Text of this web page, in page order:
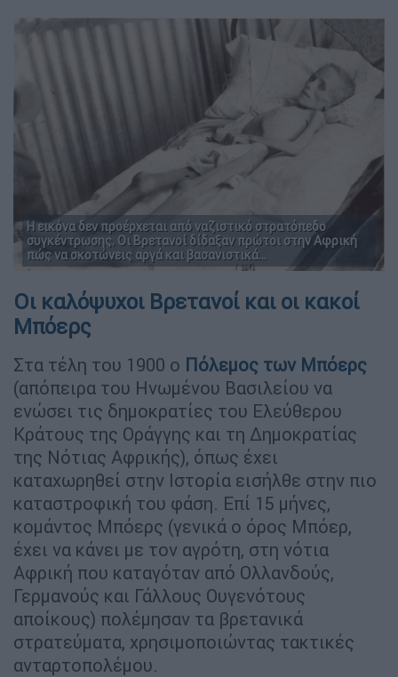
Η εικόνα δεν προέρχεται από ναζιστικό στρατόπεδο
συγκέντρωσης. Οι Βρετανοί δίδαξαν πρώτοι στην Αφρική
πώς να σκοτώνεις αργά και βασανιστικά...
Οι καλόψυχοι Βρετανοί και οι κακοί
Μπόερς
Στα τέλη του 1900 ο Πόλεμος των Μπόερς
(απόπειρα του Ηνωμένου Βασιλείου να
ενώσει τις δημοκρατίες του Ελεύθερου
Κράτους της Οράγγης και τη Δημοκρατίας
της Νότιας Αφρικής), όπως έχει
καταχωρηθεί στην Ιστορία εισήλθε στην πιο
καταστροφική του φάση. Επί 15 μήνες,
κομάντος Μπόερς (γενικά ο όρος Μπόερ,
έχει να κάνει με τον αγρότη, στη νότια
Αφρική που καταγόταν από Ολλανδούς,
Γερμανούς και Γάλλους Ουγενότους
αποίκους) πολέμησαν τα βρετανικά
στρατεύματα, χρησιμοποιώντας τακτικές
ανταρτοπολέμου.